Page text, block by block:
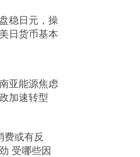
稳日元，操
日货币基本
亚能源焦虑
加速转型
费或有反
受哪些因